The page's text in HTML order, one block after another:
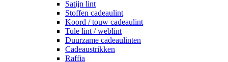
Satijn lint
Stoffen cadeaulint
Koord / touw cadeaulint
Tule lint / weblint
Duurzame cadeaulinten
Cadeaustrikken
Raffia